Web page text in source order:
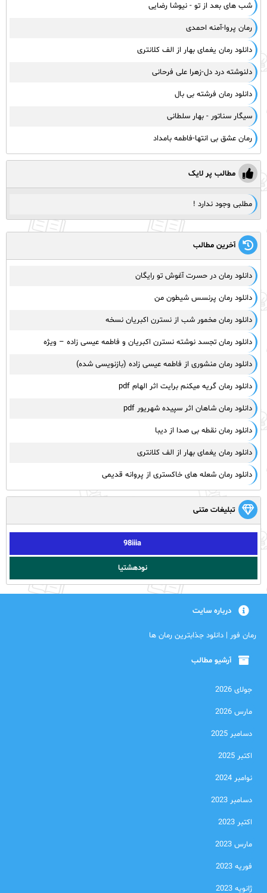
شب های بعد از تو - نیوشا رضایی
رمان پروا-آمنه احمدی
دانلود رمان یغمای بهار از الف کلانتری
دلنوشته درد دل-زهرا علی فرحانی
‌دانلود رمان فرشته بی بال
سیگار سناتور - بهار سلطانی
رمان عشق بی انتها-فاطمه بامداد
مطالب پر لایک
مطلبی وجود ندارد !
آخرین مطالب
دانلود رمان در حسرت آغوش تو رایگان
دانلود رمان پرنسس شیطون من
دانلود رمان مخمور شب از نسترن اکبریان نسخه
دانلود رمان تجسد نوشته نسترن اکبریان و فاطمه عیسی زاده – ویژه
دانلود رمان منشوری از فاطمه عیسی زاده (بازنویسی شده)
دانلود رمان گریه میکنم برایت اثر الهام pdf
دانلود رمان شاهان اثر سپیده شهریور pdf
دانلود رمان نقطه بی صدا از دیبا
دانلود رمان یغمای بهار از الف کلانتری
دانلود رمان شعله های خاکستری از پروانه قدیمی
تبلیغات متنی
98iiia
نودهشتیا
درباره سایت
رمان فور | دانلود جذابترین رمان ها
آرشیو مطالب
جولای 2026
مارس 2026
دسامبر 2025
اکتبر 2025
نوامبر 2024
دسامبر 2023
اکتبر 2023
مارس 2023
فوریه 2023
ژانویه 2023